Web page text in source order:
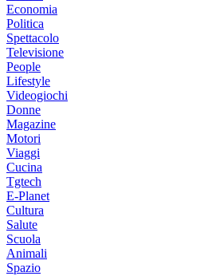
Economia
Politica
Spettacolo
Televisione
People
Lifestyle
Videogiochi
Donne
Magazine
Motori
Viaggi
Cucina
Tgtech
E-Planet
Cultura
Salute
Scuola
Animali
Spazio